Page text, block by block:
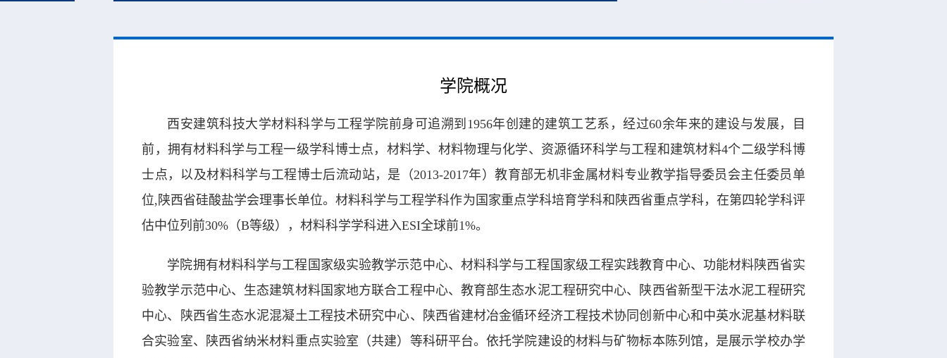
学院概况
西安建筑科技大学材料科学与工程学院前身可追溯到1956年创建的建筑工艺系，经过60余年来的建设与发展，目
前，拥有材料科学与工程一级学科博士点，材料学、材料物理与化学、资源循环科学与工程和建筑材料4个二级学科博
士点，以及材料科学与工程博士后流动站，是（2013-2017年）教育部无机非金属材料专业教学指导委员会主任委员单
位,陕西省硅酸盐学会理事长单位。材料科学与工程学科作为国家重点学科培育学科和陕西省重点学科，在第四轮学科评
估中位列前30%（B等级），材料科学学科进入ESI全球前1%。
学院拥有材料科学与工程国家级实验教学示范中心、材料科学与工程国家级工程实践教育中心、功能材料陕西省实
验教学示范中心、生态建筑材料国家地方联合工程中心、教育部生态水泥工程研究中心、陕西省新型干法水泥工程研究
中心、陕西省生态水泥混凝土工程技术研究中心、陕西省建材冶金循环经济工程技术协同创新中心和中英水泥基材料联
合实验室、陕西省纳米材料重点实验室（共建）等科研平台。依托学院建设的材料与矿物标本陈列馆，是展示学校办学